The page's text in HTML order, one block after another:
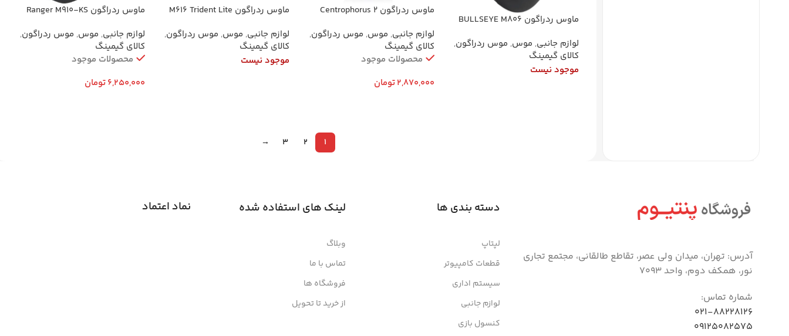
ماوس ردراگون BULLSEYE M806
لوازم جانبی, موس, موس ردراگون,
کالای گیمینگ
موجود نیست
ماوس ردراگون Centrophorus 2
لوازم جانبی, موس, موس ردراگون,
کالای گیمینگ
محصولات موجود
2,870,000تومان
ماوس ردراگون M616 Trident Lite
لوازم جانبی, موس, موس ردراگون,
کالای گیمینگ
موجود نیست
ماوس ردراگون Ranger M910-KS
لوازم جانبی, موس, موس ردراگون,
کالای گیمینگ
محصولات موجود
6,250,000تومان
1
2
3
→
آدرس: تهران، میدان ولی عصر، تقاطع طالقانی، مجتمع تجاری
نور، همکف دوم، واحد 7093
شماره تماس:
021-88228126
09125082575
دسته بندی ها
لپتاپ
قطعات کامپیوتر
سیستم اداری
لوازم جانبی
کنسول بازی
لینک های استفاده شده
وبلاگ
تماس با ما
فروشگاه ها
از خرید تا تحویل
نماد اعتماد